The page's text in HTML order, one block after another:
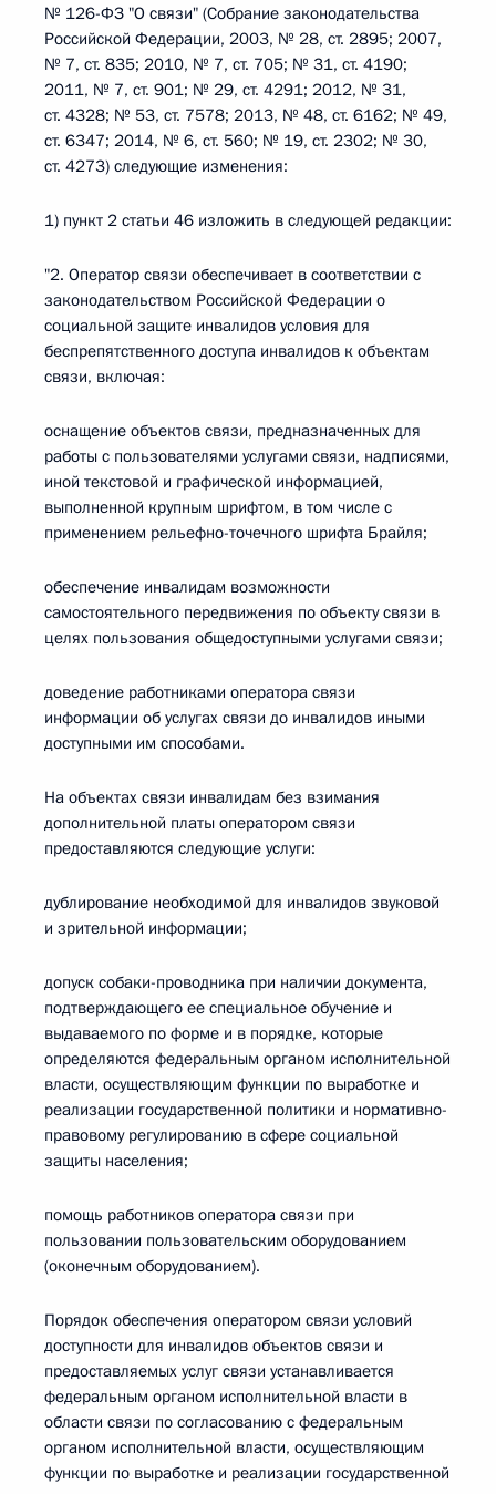
№ 126-ФЗ "О связи" (Собрание законодательства
Российской Федерации, 2003, № 28, ст. 2895; 2007,
№ 7, ст. 835; 2010, № 7, ст. 705; № 31, ст. 4190;
2011, № 7, ст. 901; № 29, ст. 4291; 2012, № 31,
ст. 4328; № 53, ст. 7578; 2013, № 48, ст. 6162; № 49,
ст. 6347; 2014, № 6, ст. 560; № 19, ст. 2302; № 30,
ст. 4273) следующие изменения:
1) пункт 2 статьи 46 изложить в следующей редакции:
"2. Оператор связи обеспечивает в соответствии с
законодательством Российской Федерации о
социальной защите инвалидов условия для
беспрепятственного доступа инвалидов к объектам
связи, включая:
оснащение объектов связи, предназначенных для
работы с пользователями услугами связи, надписями,
иной текстовой и графической информацией,
выполненной крупным шрифтом, в том числе с
применением рельефно-точечного шрифта Брайля;
обеспечение инвалидам возможности
самостоятельного передвижения по объекту связи в
целях пользования общедоступными услугами связи;
доведение работниками оператора связи
информации об услугах связи до инвалидов иными
доступными им способами.
На объектах связи инвалидам без взимания
дополнительной платы оператором связи
предоставляются следующие услуги:
дублирование необходимой для инвалидов звуковой
и зрительной информации;
допуск собаки-проводника при наличии документа,
подтверждающего ее специальное обучение и
выдаваемого по форме и в порядке, которые
определяются федеральным органом исполнительной
власти, осуществляющим функции по выработке и
реализации государственной политики и нормативно-
правовому регулированию в сфере социальной
защиты населения;
помощь работников оператора связи при
пользовании пользовательским оборудованием
(оконечным оборудованием).
Порядок обеспечения оператором связи условий
доступности для инвалидов объектов связи и
предоставляемых услуг связи устанавливается
федеральным органом исполнительной власти в
области связи по согласованию с федеральным
органом исполнительной власти, осуществляющим
функции по выработке и реализации государственной